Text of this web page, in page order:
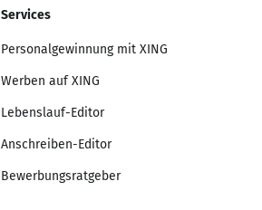
Services
Personalgewinnung mit XING
Werben auf XING
Lebenslauf-Editor
Anschreiben-Editor
Bewerbungsratgeber